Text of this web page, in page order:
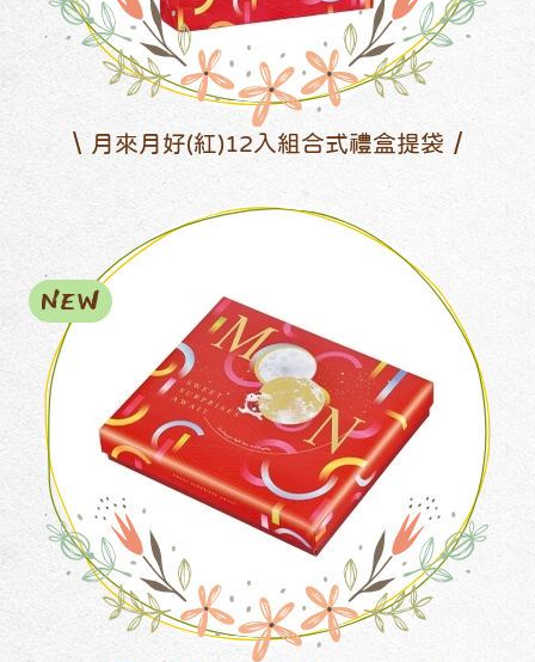
月來月好(紅)12入組合式禮盒提袋
NEW